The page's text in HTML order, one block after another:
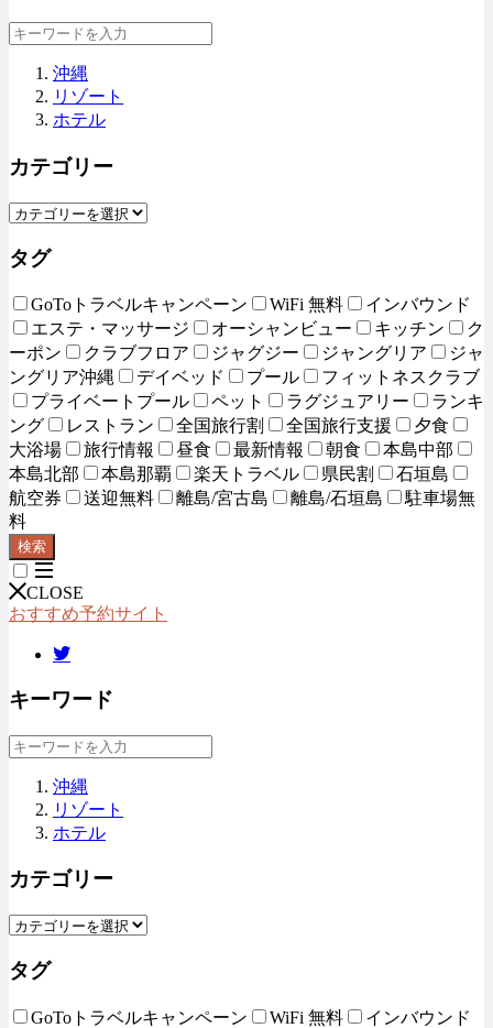
沖縄
リゾート
ホテル
カテゴリー
タグ
GoToトラベルキャンペーン WiFi 無料
インバウンド
エステ・マッサージ
オーシャンビュー キッチン
ク
ーポン
クラブフロア ジャグジー ジャングリア
ジャ
ングリア沖縄
デイベッド プール
フィットネスクラブ
プライベートプール
ペット ラグジュアリー
ランキ
ング
レストラン 全国旅行割 全国旅行支援
夕食
大浴場
旅行情報 昼食 最新情報 朝食
本島中部
本島北部
本島那覇 楽天トラベル 県民割
石垣島
航空券
送迎無料 離島/宮古島 離島/石垣島
駐車場無
料
検索
CLOSE
おすすめ予約サイト
キーワード
沖縄
リゾート
ホテル
カテゴリー
タグ
GoToトラベルキャンペーン WiFi 無料
インバウンド